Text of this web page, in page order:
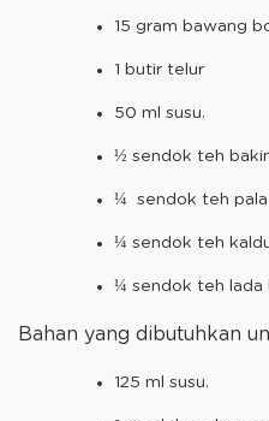
15 gram bawang
1 butir telur
50 ml susu.
½ sendok teh
¼ sendok teh pala
¼ sendok teh
¼ sendok teh lada
Bahan yang dibutuhkan
125 ml susu.